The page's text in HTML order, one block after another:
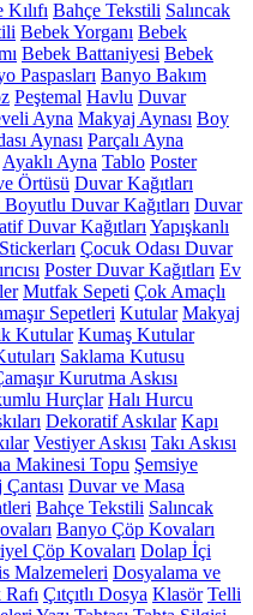
Bahçe Tekstili Salıncak
Bebek Yorganı Bebek
Bebek Battaniyesi Bebek
Paspasları Banyo Bakım
Peştemal Havlu Duvar
Ayna Makyaj Aynası Boy
Aynası Parçalı Ayna
Ayaklı Ayna Tablo Poster
Örtüsü Duvar Kağıtları
Boyutlu Duvar Kağıtları Duvar
Duvar Kağıtları Yapışkanlı
Çocuk Odası Duvar
Poster Duvar Kağıtları Ev
Mutfak Sepeti Çok Amaçlı
Sepetleri Kutular Makyaj
Kutular Kumaş Kutular
Saklama Kutusu
Kurutma Askısı
Hurçlar Halı Hurcu
Dekoratif Askılar Kapı
Vestiyer Askısı Takı Askısı
Makinesi Topu Şemsiye
Duvar ve Masa
Bahçe Tekstili Salıncak
Banyo Çöp Kovaları
Çöp Kovaları Dolap İçi
Malzemeleri Dosyalama ve
Çıtçıtlı Dosya Klasör Telli